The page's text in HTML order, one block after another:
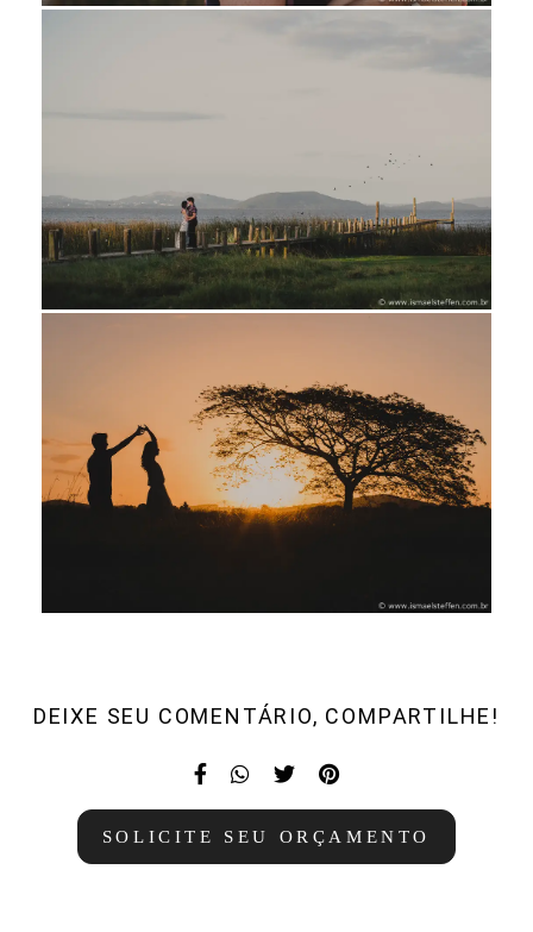
DEIXE SEU COMENTÁRIO, COMPARTILHE!
SOLICITE SEU ORÇAMENTO